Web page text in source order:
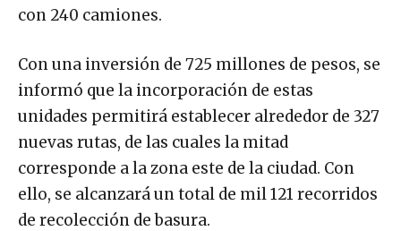
con 240 camiones.
Con una inversión de 725 millones de pesos, se
informó que la incorporación de estas
unidades permitirá establecer alrededor de 327
nuevas rutas, de las cuales la mitad
corresponde a la zona este de la ciudad. Con
ello, se alcanzará un total de mil 121 recorridos
de recolección de basura.